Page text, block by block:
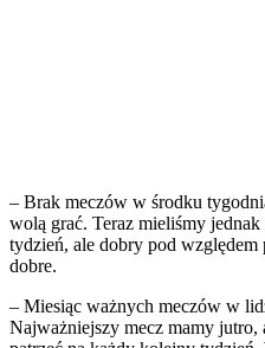
– Brak meczów w środku
wolą grać. Teraz mieliśmy jednak
tydzień, ale dobry pod względem
dobre.
– Miesiąc ważnych meczów w
Najważniejszy mecz mamy jutro,